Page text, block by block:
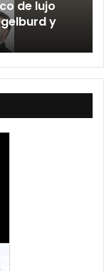
su show en